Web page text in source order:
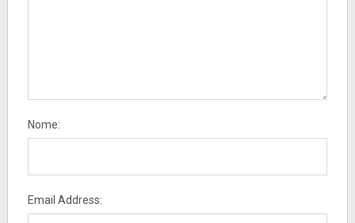
Nome:
Email Address: